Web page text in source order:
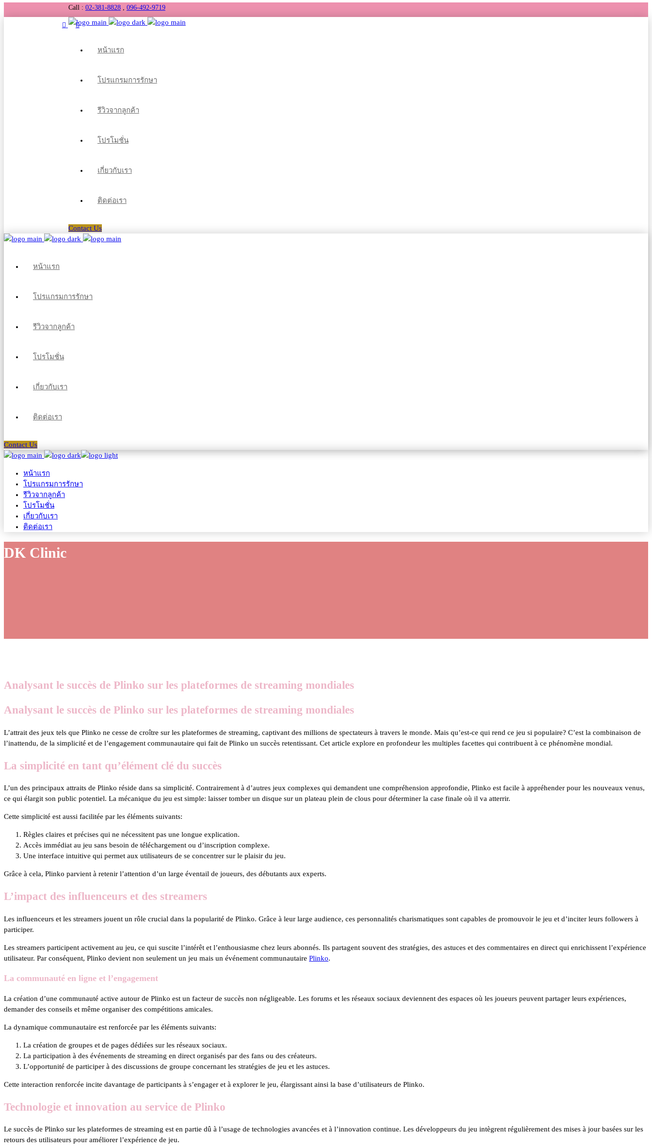
Call : 02-381-8828, 096-492-9719
หน้าแรก
โปรแกรมการรักษา
รีวิวจากลูกค้า
โปรโมชั่น
เกี่ยวกับเรา
ติดต่อเรา
Contact Us
หน้าแรก
โปรแกรมการรักษา
รีวิวจากลูกค้า
โปรโมชั่น
เกี่ยวกับเรา
ติดต่อเรา
Contact Us
หน้าแรก
โปรแกรมการรักษา
รีวิวจากลูกค้า
โปรโมชั่น
เกี่ยวกับเรา
ติดต่อเรา
DK Clinic
Analysant le succès de Plinko sur les plateformes de streaming mondiales
Analysant le succès de Plinko sur les plateformes de streaming mondiales
L’attrait des jeux tels que Plinko ne cesse de croître sur les plateformes de streaming, captivant des millions de spectateurs à travers le monde. Mais qu’est-ce qui rend ce jeu si populaire? C’est la combinaison de
l’inattendu, de la simplicité et de l’engagement communautaire qui fait de Plinko un succès retentissant. Cet article explore en profondeur les multiples facettes qui contribuent à ce phénomène mondial.
La simplicité en tant qu’élément clé du succès
L’un des principaux attraits de Plinko réside dans sa simplicité. Contrairement à d’autres jeux complexes qui demandent une compréhension approfondie, Plinko est facile à appréhender pour les nouveaux venus,
ce qui élargit son public potentiel. La mécanique du jeu est simple: laisser tomber un disque sur un plateau plein de clous pour déterminer la case finale où il va atterrir.
Cette simplicité est aussi facilitée par les éléments suivants:
Règles claires et précises qui ne nécessitent pas une longue explication.
Accès immédiat au jeu sans besoin de téléchargement ou d’inscription complexe.
Une interface intuitive qui permet aux utilisateurs de se concentrer sur le plaisir du jeu.
Grâce à cela, Plinko parvient à retenir l’attention d’un large éventail de joueurs, des débutants aux experts.
L’impact des influenceurs et des streamers
Les influenceurs et les streamers jouent un rôle crucial dans la popularité de Plinko. Grâce à leur large audience, ces personnalités charismatiques sont capables de promouvoir le jeu et d’inciter leurs followers à
participer.
Les streamers participent activement au jeu, ce qui suscite l’intérêt et l’enthousiasme chez leurs abonnés. Ils partagent souvent des stratégies, des astuces et des commentaires en direct qui enrichissent l’expérience
utilisateur. Par conséquent, Plinko devient non seulement un jeu mais un événement communautaire Plinko.
La communauté en ligne et l’engagement
La création d’une communauté active autour de Plinko est un facteur de succès non négligeable. Les forums et les réseaux sociaux deviennent des espaces où les joueurs peuvent partager leurs expériences,
demander des conseils et même organiser des compétitions amicales.
La dynamique communautaire est renforcée par les éléments suivants:
La création de groupes et de pages dédiées sur les réseaux sociaux.
La participation à des événements de streaming en direct organisés par des fans ou des créateurs.
L’opportunité de participer à des discussions de groupe concernant les stratégies de jeu et les astuces.
Cette interaction renforcée incite davantage de participants à s’engager et à explorer le jeu, élargissant ainsi la base d’utilisateurs de Plinko.
Technologie et innovation au service de Plinko
Le succès de Plinko sur les plateformes de streaming est en partie dû à l’usage de technologies avancées et à l’innovation continue. Les développeurs du jeu intègrent régulièrement des mises à jour basées sur les
retours des utilisateurs pour améliorer l’expérience de jeu.